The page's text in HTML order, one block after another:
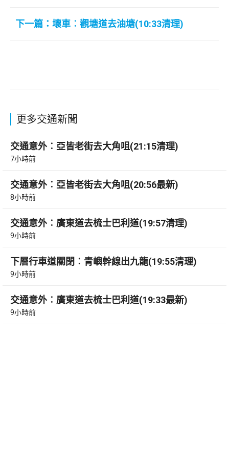
下一篇：壞車︰觀塘道去油塘(10:33清理)
更多交通新聞
交通意外︰亞皆老街去大角咀(21:15清理)
7小時前
交通意外︰亞皆老街去大角咀(20:56最新)
8小時前
交通意外︰廣東道去梳士巴利道(19:57清理)
9小時前
下層行車道關閉︰青嶼幹線出九龍(19:55清理)
9小時前
交通意外︰廣東道去梳士巴利道(19:33最新)
9小時前